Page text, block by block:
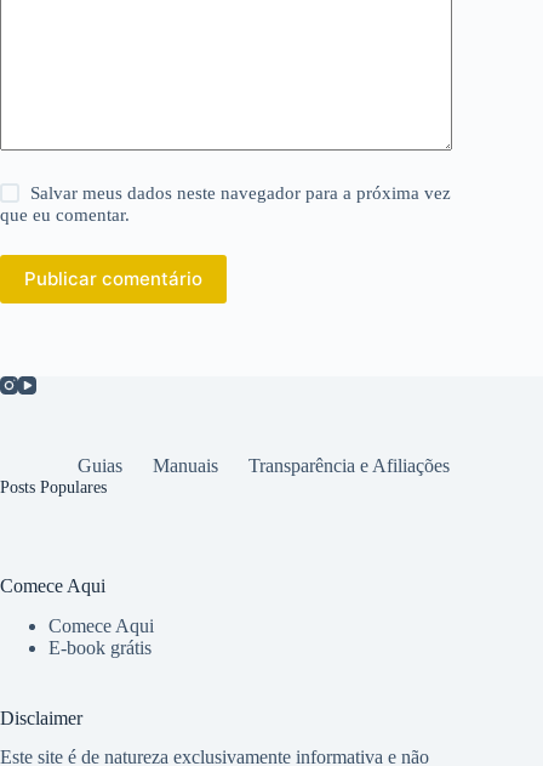
Salvar meus dados neste navegador para a próxima vez
que eu comentar.
Publicar comentário
Guias Manuais Transparência e Afiliações
Posts Populares
Comece Aqui
Comece Aqui
E-book grátis
Disclaimer
Este site é de natureza exclusivamente informativa e não